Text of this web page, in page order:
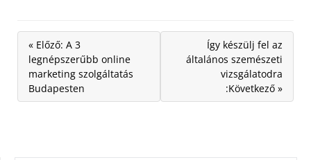
« Előző: A 3
legnépszerűbb online
marketing szolgáltatás
Budapesten
Így készülj fel az
általános szemészeti
vizsgálatodra
:Következő »